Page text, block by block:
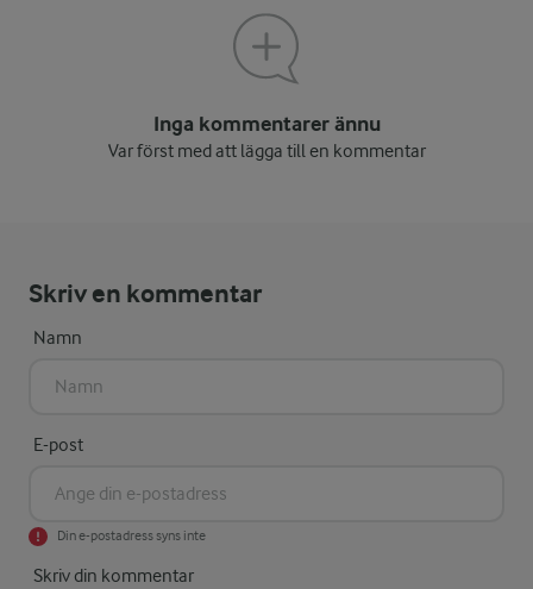
Inga kommentarer ännu
Var först med att lägga till en kommentar
Skriv en kommentar
Namn
E-post
Din e-postadress syns inte
Skriv din kommentar